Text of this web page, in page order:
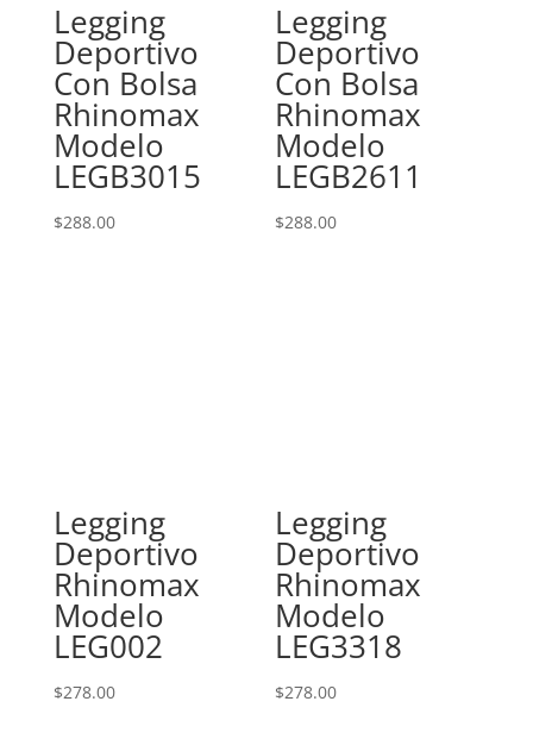
Legging
Deportivo
Con Bolsa
Rhinomax
Modelo
LEGB3015
$288.00
Legging
Deportivo
Con Bolsa
Rhinomax
Modelo
LEGB2611
$288.00
Legging
Deportivo
Rhinomax
Modelo
LEG002
$278.00
Legging
Deportivo
Rhinomax
Modelo
LEG3318
$278.00